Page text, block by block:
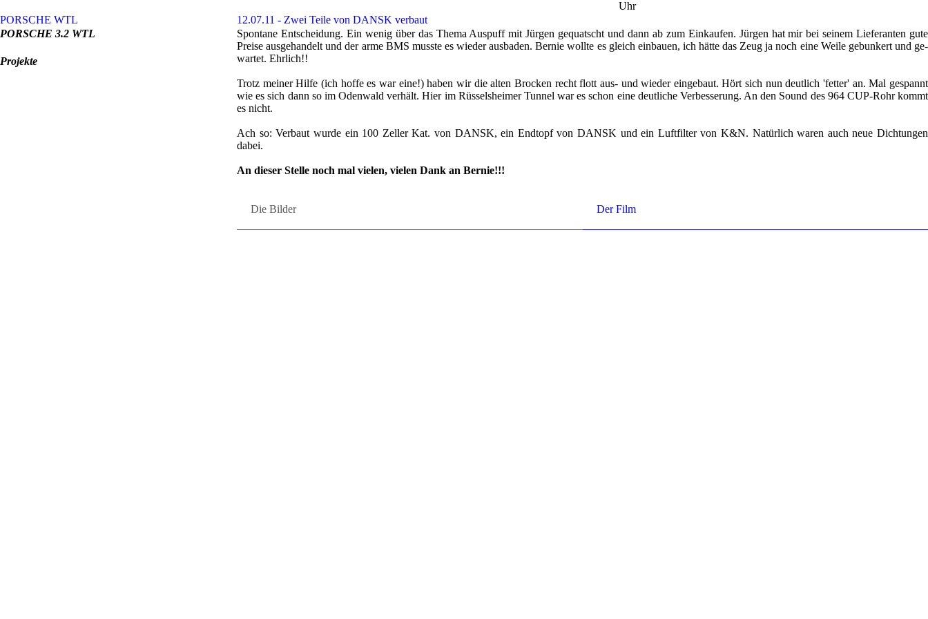
Uhr
POR­SCHE WTL
12.07.11 - Zwei Teile von DANSK ver­baut
POR­SCHE 3.2 WTL
Pro­jek­te
Spon­ta­ne Ent­schei­dung. Ein wenig über das Thema Aus­puff mit Jür­gen ge­quatscht und dann ab zum Ein­kau­fen. Jür­gen hat mir bei sei­nem Lie­fe­ran­ten gute
Prei­se aus­ge­han­delt und der arme BMS muss­te es wie­der aus­ba­den. Ber­nie woll­te es gleich ein­bau­en, ich hätte das Zeug ja noch eine Weile ge­bun­kert und ge­
war­tet. Ehr­lich!!
Trotz mei­ner Hilfe (ich hoffe es war eine!) haben wir die alten Bro­cken recht flott aus- und wie­der ein­ge­baut. Hört sich nun deut­lich 'fet­ter' an. Mal ge­spannt
wie es sich dann so im Oden­wald ver­hält. Hier im Rüs­sels­hei­mer Tun­nel war es schon eine deut­li­che Ver­bes­se­rung. An den Sound des 964 CUP-​​​​​Rohr kommt
es nicht.
Ach so: Ver­baut wurde ein 100 Zel­ler Kat. von DANSK, ein End­topf von DANSK und ein Luft­fil­ter von K&N. Na­tür­lich waren auch neue Dich­tun­gen
dabei.
An die­ser Stel­le noch mal vie­len, vie­len Dank an Ber­nie!!!
Die Bil­der Der Film